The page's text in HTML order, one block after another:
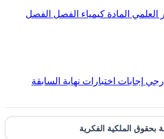
المادة كيمياء الفصل
الفصل
إجابات اختبارات نهاية السابقة
بحقوق الملكية الفكرية